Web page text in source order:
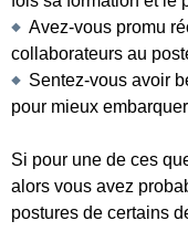
Avez-vous promu
collaborateurs au
Sentez-vous avoir
pour mieux
Si pour une de ces
alors vous avez
postures de certains